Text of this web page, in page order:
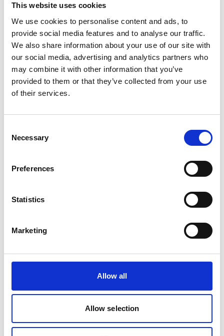
This website uses cookies
We use cookies to personalise content and ads, to
provide social media features and to analyse our traffic.
We also share information about your use of our site with
our social media, advertising and analytics partners who
may combine it with other information that you’ve
provided to them or that they’ve collected from your use
of their services.
Selection
Necessary
Preferences
Statistics
Marketing
Allow all
Allow selection
Mischwalzwerke
Steuerung und Automatisierung
Entdecken Sie unsere ADVISE® und MixVision Steuerungs- &
Automatisierungslösungen.